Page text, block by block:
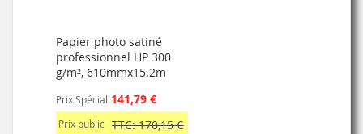
Papier photo satiné
professionnel HP 300
g/m², 610mmx15.2m
Prix Spécial 141,79 €
Prix public TTC: 170,15 €